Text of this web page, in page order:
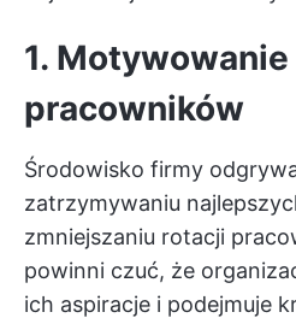
1.
pracowników
Środowisko firmy
zatrzymywaniu
zmniejszaniu rotacji
powinni czuć, że
ich aspiracje i podejmuje